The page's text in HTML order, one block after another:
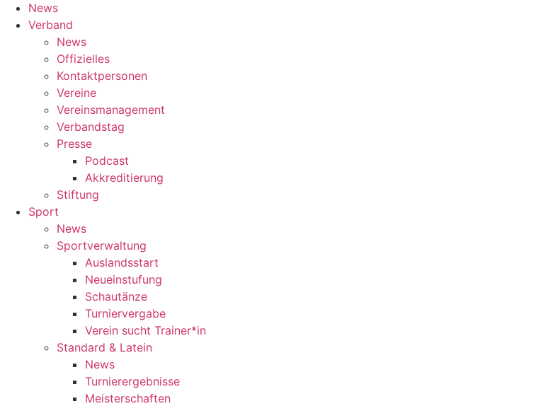
News
Verband
News
Offizielles
Kontaktpersonen
Vereine
Vereinsmanagement
Verbandstag
Presse
Podcast
Akkreditierung
Stiftung
Sport
News
Sportverwaltung
Auslandsstart
Neueinstufung
Schautänze
Turniervergabe
Verein sucht Trainer*in
Standard & Latein
News
Turnierergebnisse
Meisterschaften